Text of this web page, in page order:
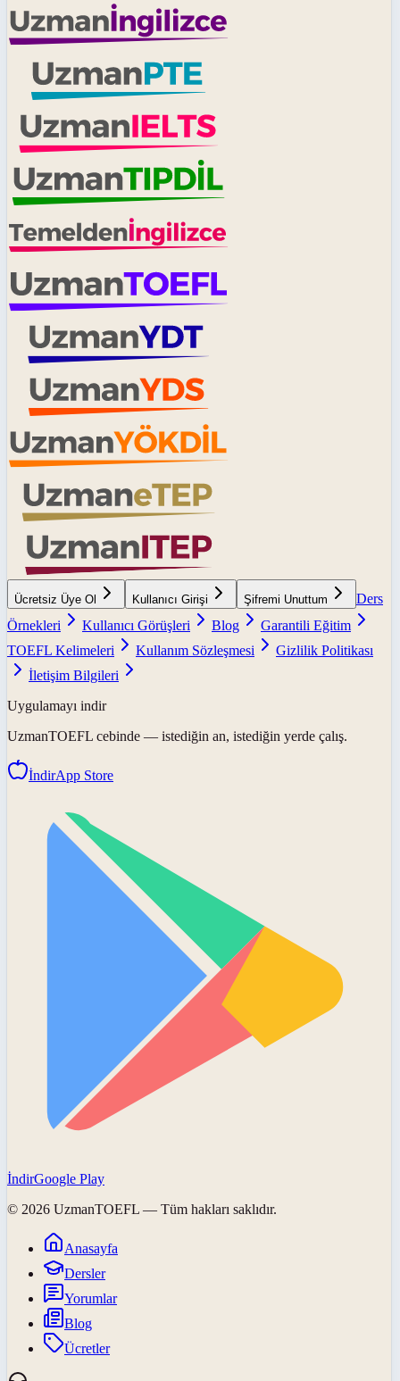
Ücretsiz Üye Ol Kullanıcı Girişi Şifremi Unuttum
Ders
Örnekleri
Kullanıcı Görüşleri Blog
Garantili Eğitim
TOEFL Kelimeleri
Kullanım Sözleşmesi
Gizlilik Politikası
İletişim Bilgileri
Uygulamayı indir
UzmanTOEFL cebinde — istediğin an, istediğin yerde çalış.
İndirApp Store
İndirGoogle Play
© 2026 UzmanTOEFL — Tüm hakları saklıdır.
Anasayfa
Dersler
Yorumlar
Blog
Ücretler